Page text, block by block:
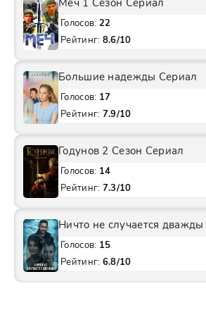
Меч 1 Сезон Сериал
Голосов: 22
Рейтинг: 8.6/10
Большие надежды Сериал
Голосов: 17
Рейтинг: 7.9/10
Годунов 2 Сезон Сериал
Голосов: 14
Рейтинг: 7.3/10
Ничто не случается
Голосов: 15
Рейтинг: 6.8/10